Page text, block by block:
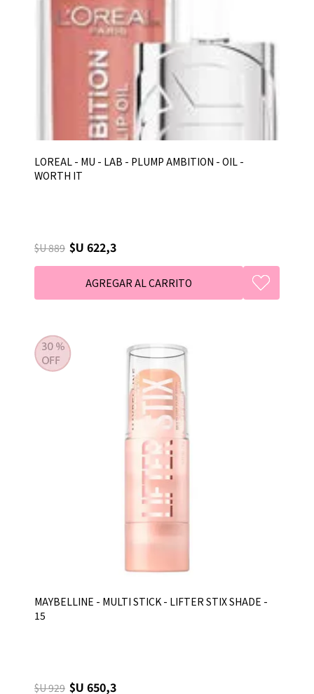
LOREAL - MU - LAB - PLUMP AMBITION - OIL -
WORTH IT
$U 889 $U 622,3
MAYBELLINE - MULTI STICK - LIFTER STIX SHADE -
15
$U 929 $U 650,3